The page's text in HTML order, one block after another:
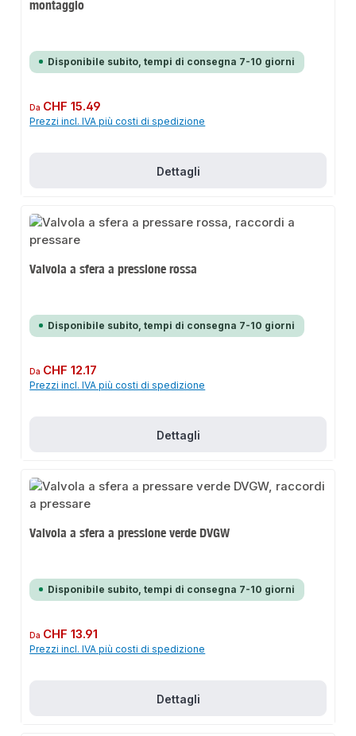
montaggio
Disponibile subito, tempi di consegna 7-10 giorni
Prezzo normale:
Da CHF 15.49
Prezzi incl. IVA più costi di spedizione
Dettagli
Valvola a sfera a pressione rossa
Disponibile subito, tempi di consegna 7-10 giorni
Prezzo normale:
Da CHF 12.17
Prezzi incl. IVA più costi di spedizione
Dettagli
Valvola a sfera a pressione verde DVGW
Disponibile subito, tempi di consegna 7-10 giorni
Prezzo normale:
Da CHF 13.91
Prezzi incl. IVA più costi di spedizione
Dettagli